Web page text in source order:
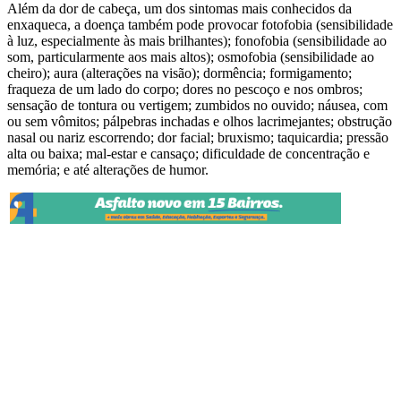
Além da dor de cabeça, um dos sintomas mais conhecidos da
enxaqueca, a doença também pode provocar fotofobia (sensibilidade
à luz, especialmente às mais brilhantes); fonofobia (sensibilidade ao
som, particularmente aos mais altos); osmofobia (sensibilidade ao
cheiro); aura (alterações na visão); dormência; formigamento;
fraqueza de um lado do corpo; dores no pescoço e nos ombros;
sensação de tontura ou vertigem; zumbidos no ouvido; náusea, com
ou sem vômitos; pálpebras inchadas e olhos lacrimejantes; obstrução
nasal ou nariz escorrendo; dor facial; bruxismo; taquicardia; pressão
alta ou baixa; mal-estar e cansaço; dificuldade de concentração e
memória; e até alterações de humor.